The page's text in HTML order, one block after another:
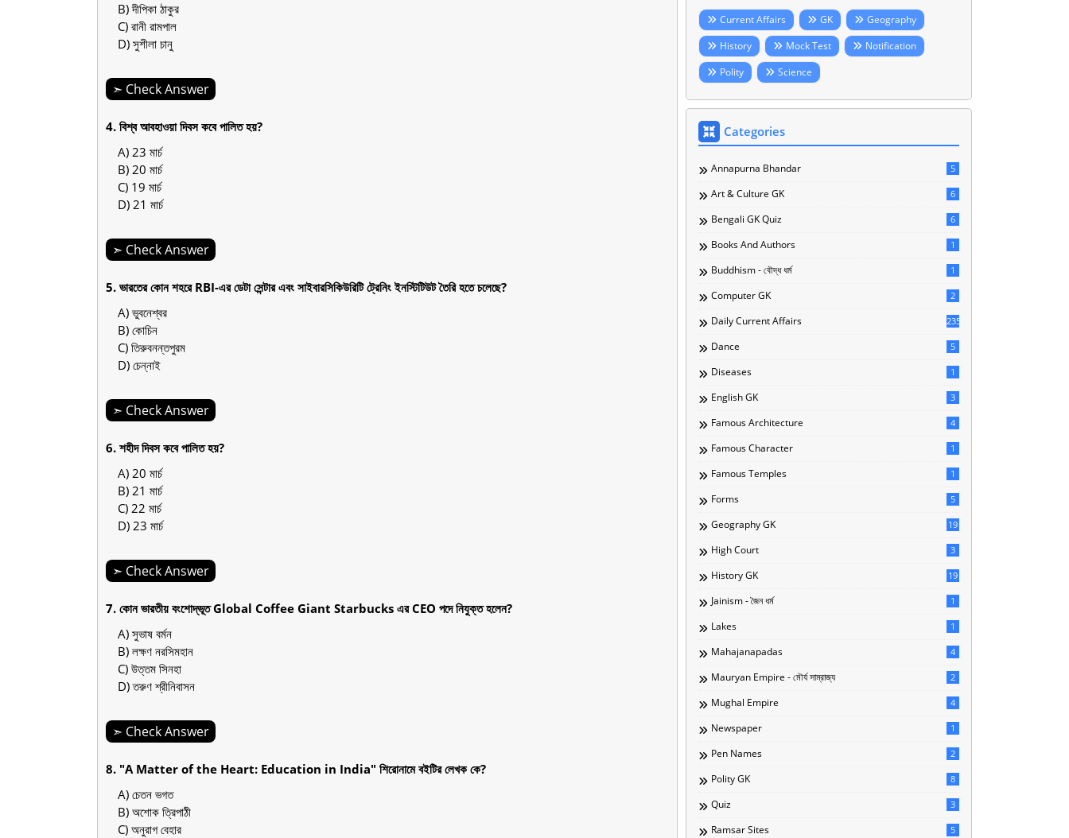
B) দীপিকা ঠাকুর
C) রানী রামপাল
D) সুশীলা চানু
➣ Check Answer
4. বিশ্ব আবহাওয়া দিবস কবে পালিত হয়?
A) 23 মার্চ
B) 20 মার্চ
C) 19 মার্চ
D) 21 মার্চ
➣ Check Answer
5. ভারতের কোন শহরে RBI-এর ডেটা সেন্টার এবং সাইবারসিকিউরিটি ট্রেনিং ইনস্টিটিউট তৈরি হতে চলেছে?
A) ভুবনেশ্বর
B) কোচিন
C) তিরুবনন্তপুরম
D) চেন্নাই
➣ Check Answer
6. শহীদ দিবস কবে পালিত হয়?
A) 20 মার্চ
B) 21 মার্চ
C) 22 মার্চ
D) 23 মার্চ
➣ Check Answer
7. কোন ভারতীয় বংশোদ্ভূত Global Coffee Giant Starbucks এর CEO পদে নিযুক্ত হলেন?
A) সুভাষ বর্মন
B) লক্ষণ নরসিমহান
C) উত্তম সিনহা
D) তরুণ শ্রীনিবাসন
➣ Check Answer
8. "A Matter of the Heart: Education in India" শিরোনামে বইটির লেখক কে?
A) চেতন ভগত
B) অশোক ত্রিপাঠী
C) অনুরাগ বেহার
Current Affairs GK
Geography
History
Mock Test
Notification
Polity
Science
Categories
Annapurna Bhandar 5
Art & Culture GK 6
Bengali GK Quiz 6
Books And Authors 1
Buddhism - বৌদ্ধ ধর্ম 1
Computer GK 2
Daily Current Affairs 235
Dance 5
Diseases 1
English GK 3
Famous Architecture 4
Famous Character 1
Famous Temples 1
Forms 5
Geography GK 19
High Court 3
History GK 19
Jainism - জৈন ধর্ম 1
Lakes 1
Mahajanapadas 4
Mauryan Empire - মৌর্য সাম্রাজ্য 2
Mughal Empire 4
Newspaper 1
Pen Names 2
Polity GK 8
Quiz 3
Ramsar Sites 5